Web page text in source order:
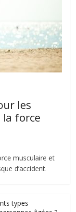
les
force
musculaire et
d’accident.
types